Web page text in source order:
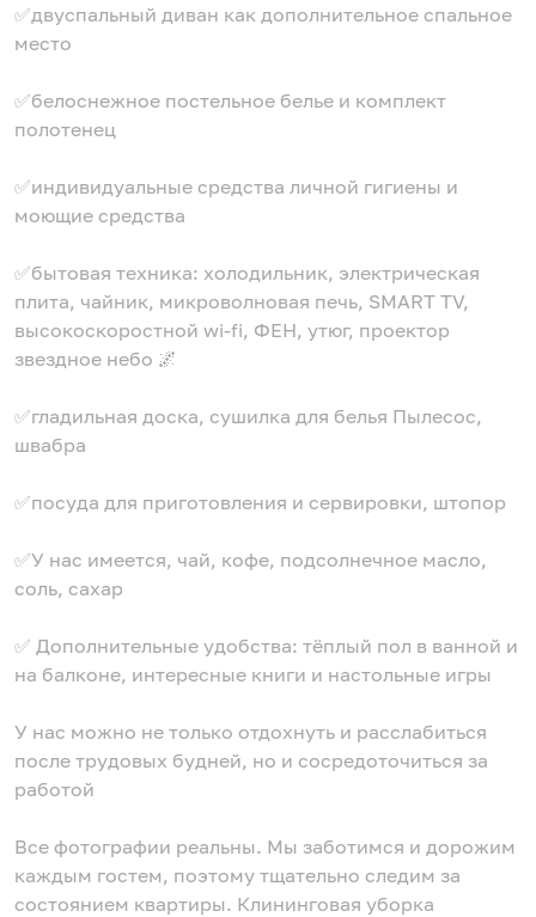
✅двуспальный диван как дополнительное спальное
место
✅белоснежное постельное белье и комплект
полотенец
✅индивидуальные средства личной гигиены и
моющие средства
✅бытовая техника: холодильник, электрическая
плита, чайник, микроволновая печь, SМАRТ ТV,
высокоскоростной wi-fi, ФЕН, утюг, проектор
звездное небо 🌌
✅гладильная доска, сушилка для белья Пылесос,
швабра
✅посуда для приготовления и сервировки, штопор
✅У нас имеется, чай, кофе, подсолнечное масло,
соль, сахар
✅ Дополнительные удобства: тёплый пол в ванной и
на балконе, интересные книги и настольные игры
У нас можно не только отдохнуть и расслабиться
после трудовых будней, но и сосредоточиться за
работой
Все фотографии реальны. Мы заботимся и дорожим
каждым гостем, поэтому тщательно следим за
состоянием квартиры. Клининговая уборка